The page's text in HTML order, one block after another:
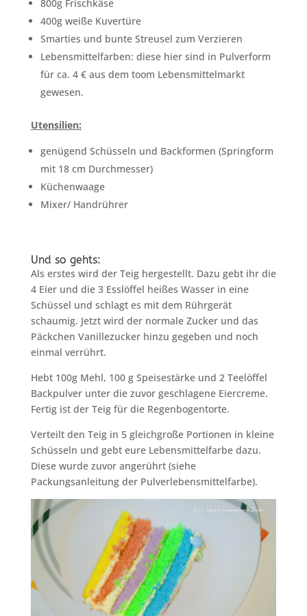
800g Frischkäse
400g weiße Kuvertüre
Smarties und bunte Streusel zum Verzieren
Lebensmittelfarben: diese hier sind in Pulverform
für ca. 4 € aus dem toom Lebensmittelmarkt
gewesen.
Utensilien:
genügend Schüsseln und Backformen (Springform
mit 18 cm Durchmesser)
Küchenwaage
Mixer/ Handrührer
Und so gehts:
Als erstes wird der Teig hergestellt. Dazu gebt ihr die
4 Eier und die 3 Esslöffel heißes Wasser in eine
Schüssel und schlagt es mit dem Rührgerät
schaumig. Jetzt wird der normale Zucker und das
Päckchen Vanillezucker hinzu gegeben und noch
einmal verrührt.
Hebt 100g Mehl, 100 g Speisestärke und 2 Teelöffel
Backpulver unter die zuvor geschlagene Eiercreme.
Fertig ist der Teig für die Regenbogentorte.
Verteilt den Teig in 5 gleichgroße Portionen in kleine
Schüsseln und gebt eure Lebensmittelfarbe dazu.
Diese wurde zuvor angerührt (siehe
Packungsanleitung der Pulverlebensmittelfarbe).